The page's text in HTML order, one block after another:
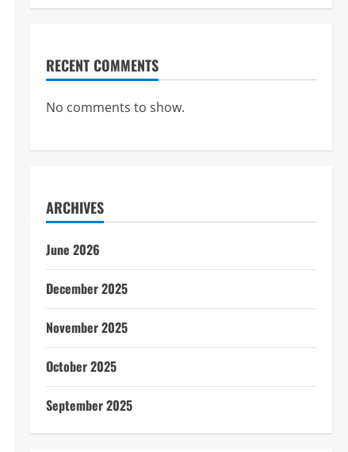
RECENT COMMENTS
No comments to show.
ARCHIVES
June 2026
December 2025
November 2025
October 2025
September 2025